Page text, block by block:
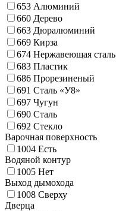
653 Алюминий
660 Дерево
663 Дюралюминий
669 Кирза
674 Нержавеющая сталь
683 Пластик
686 Прорезиненый
691 Сталь «У8»
697 Чугун
690 Сталь
692 Стекло
Варочная поверхность
1004 Есть
Водяной контур
1005 Нет
Выход дымохода
1008 Сверху
Дверца